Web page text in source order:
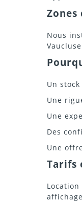
Zones
Nous
Un
Une
Une
Des
Une
Tarifs